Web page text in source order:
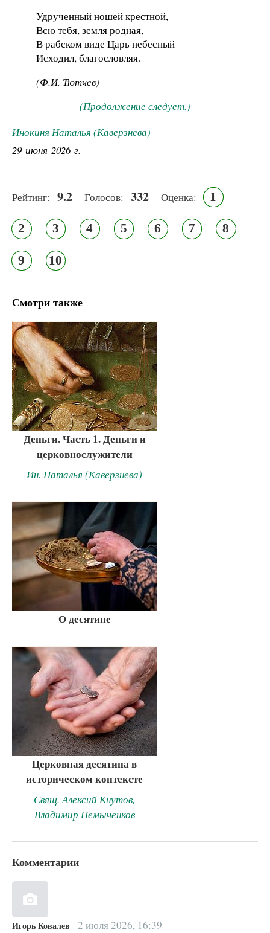
Удрученный ношей крестной,
Всю тебя, земля родная,
В рабском виде Царь небесный
Исходил, благословляя.
(Ф.И. Тютчев)
(Продолжение следует.)
Инокиня Наталья (Каверзнева)
29 июня 2026 г.
Рейтинг: 9.2 Голосов: 332 Оценка: 1
2 3 4 5 6 7 8
9 10
Смотри также
Деньги. Часть 1. Деньги и
церковнослужители
Ин. Наталья (Каверзнева)
О десятине
Церковная десятина в
историческом контексте
Свящ. Алексий Кнутов,
Владимир Немыченков
Комментарии
Игорь Ковалев 2 июля 2026, 16:39